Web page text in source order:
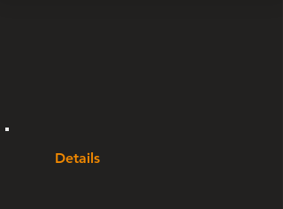
Details